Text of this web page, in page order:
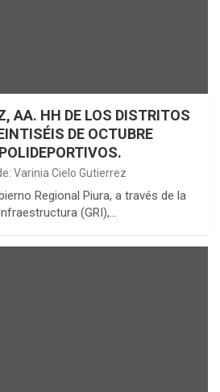
AA. HH DE LOS DISTRITOS
DE OCTUBRE
Varinia Cielo Gutierrez
Regional Piura, a través de la
(GRI),…